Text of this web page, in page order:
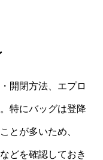
開閉方法、エプロ
特にバッグは登降
とが多いため、
どを確認しておき